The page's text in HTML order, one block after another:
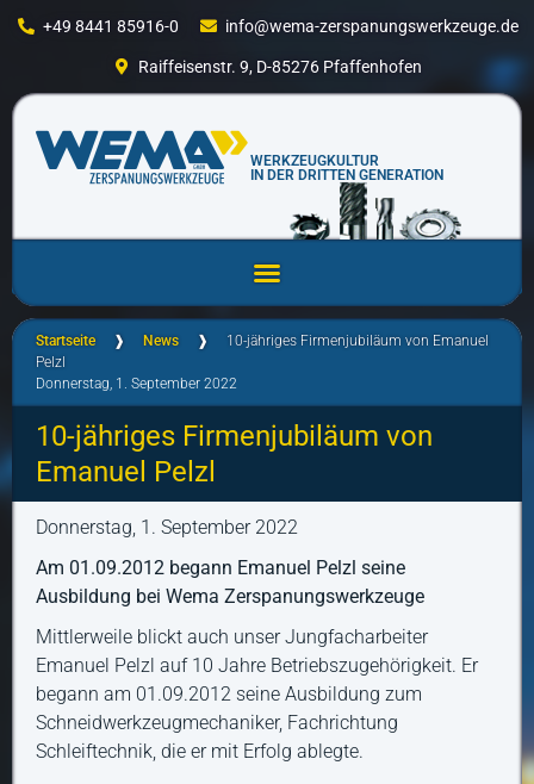
+49 8441 85916-0 info@wema-zerspanungswerkzeuge.de
Raiffeisenstr. 9, D-85276 Pfaffenhofen
WERKZEUGKULTUR
IN DER DRITTEN GENERATION
Startseite ❱ News ❱ 10-jähriges Firmenjubiläum von Emanuel
Pelzl
Donnerstag, 1. September 2022
10-jähriges Firmenjubiläum von
Emanuel Pelzl
Donnerstag, 1. September 2022
Am 01.09.2012 begann Emanuel Pelzl seine
Ausbildung bei Wema Zerspanungswerkzeuge
Mittlerweile blickt auch unser Jungfacharbeiter
Emanuel Pelzl auf 10 Jahre Betriebszugehörigkeit. Er
begann am 01.09.2012 seine Ausbildung zum
Schneidwerkzeugmechaniker, Fachrichtung
Schleiftechnik, die er mit Erfolg ablegte.